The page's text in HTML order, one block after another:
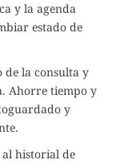
y la agenda
estado de
de la consulta y
Ahorre tiempo y
y
al historial de